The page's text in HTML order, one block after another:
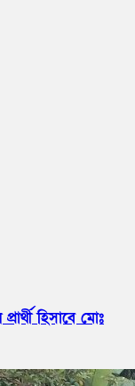
হিসাবে মোঃ